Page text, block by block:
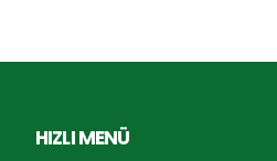
HIZLI MENÜ